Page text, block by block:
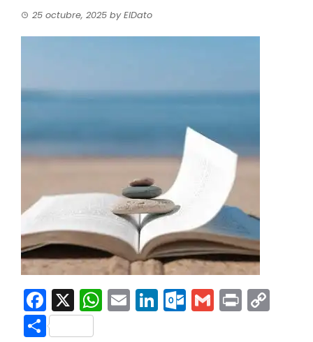
25 octubre, 2025 byElDato
Facebook
X WhatsApp
EmailLinkedInGmail
Print
Compartir